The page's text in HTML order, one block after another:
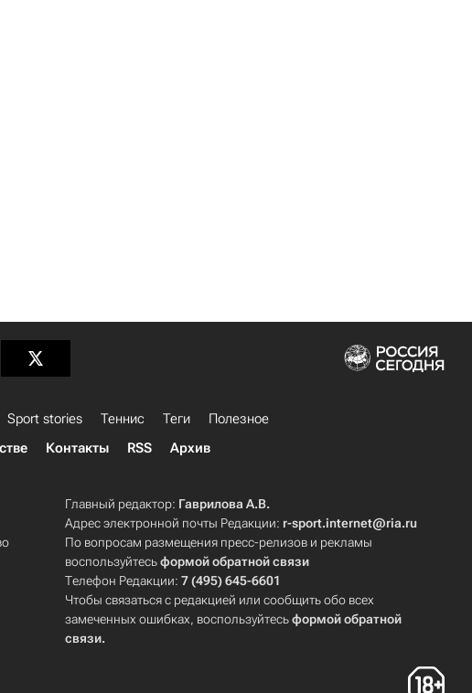
Sport stories Теннис Теги
Полезное
Контакты RSS Архив
Главный редактор: Гаврилова А.В.
Адрес электронной почты Редакции: r-sport.internet@ria.ru
По вопросам размещения пресс-релизов и рекламы
воспользуйтесьформой обратной связи
Телефон Редакции:7 (495) 645-6601
Чтобы связаться с редакцией или сообщить обо всех
замеченных ошибках, воспользуйтесьформой обратной
связи.